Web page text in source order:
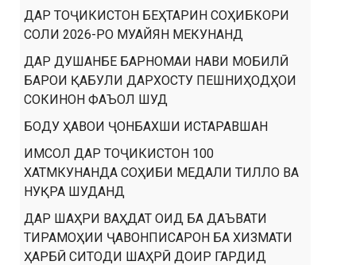
ДАР ТОҶИКИСТОН БЕҲТАРИН СОҲИБКОРИ
СОЛИ 2026-РО МУАЙЯН МЕКУНАНД
ДАР ДУШАНБЕ БАРНОМАИ НАВИ МОБИЛӢ
БАРОИ ҚАБУЛИ ДАРХОСТУ ПЕШНИҲОДҲОИ
СОКИНОН ФАЪОЛ ШУД
БОДУ ҲАВОИ ҶОНБАХШИ ИСТАРАВШАН
ИМСОЛ ДАР ТОҶИКИСТОН 100
ХАТМКУНАНДА СОҲИБИ МЕДАЛИ ТИЛЛО ВА
НУҚРА ШУДАНД
ДАР ШАҲРИ ВАҲДАТ ОИД БА ДАЪВАТИ
ТИРАМОҲИИ ҶАВОНПИСАРОН БА ХИЗМАТИ
ҲАРБӢ СИТОДИ ШАҲРӢ ДОИР ГАРДИД